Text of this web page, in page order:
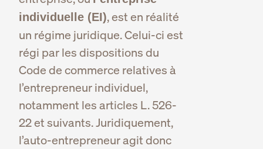
individuelle (EI), est en réalité
un régime juridique. Celui-ci est
régi par les dispositions du
Code de commerce relatives à
l’entrepreneur individuel,
notamment les articles L. 526-
22 et suivants. Juridiquement,
l’auto-entrepreneur agit donc